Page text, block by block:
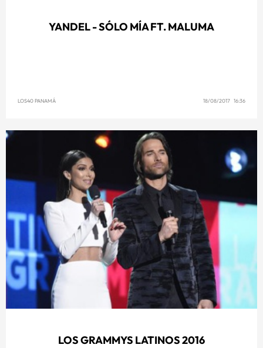
YANDEL - SÓLO MÍA FT. MALUMA
LOS40 PANAMÁ 18/08/2017 16:36
LOS GRAMMYS LATINOS 2016